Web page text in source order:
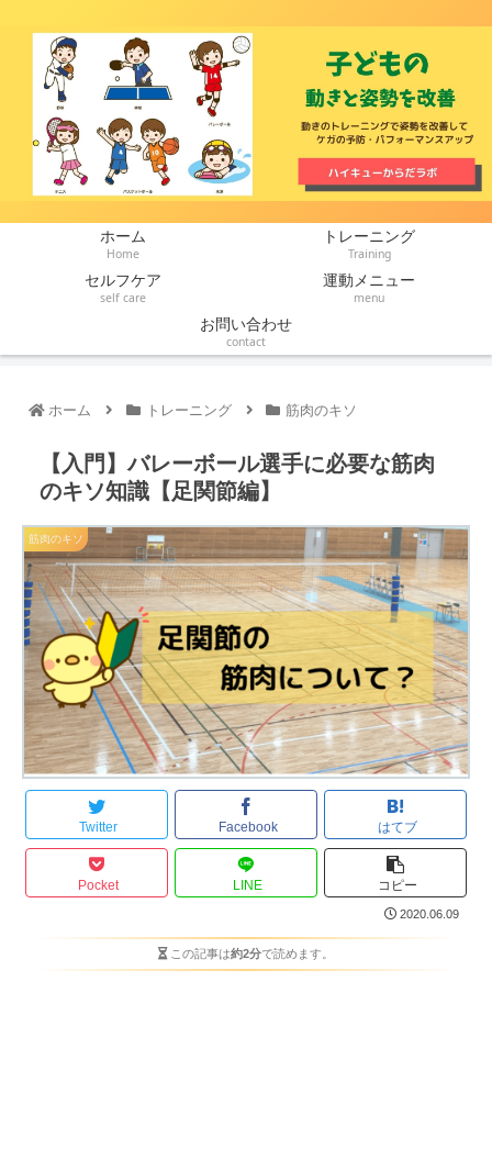
ホーム
Home
トレーニング
Training
セルフケア
self care
運動メニュー
menu
お問い合わせ
contact
ホーム トレーニング 筋肉のキソ
【入門】バレーボール選手に必要な筋肉
のキソ知識【足関節編】
筋肉のキソ
Twitter Facebook はてブ
Pocket LINE コピー
2020.06.09
この記事は約2分で読めます。